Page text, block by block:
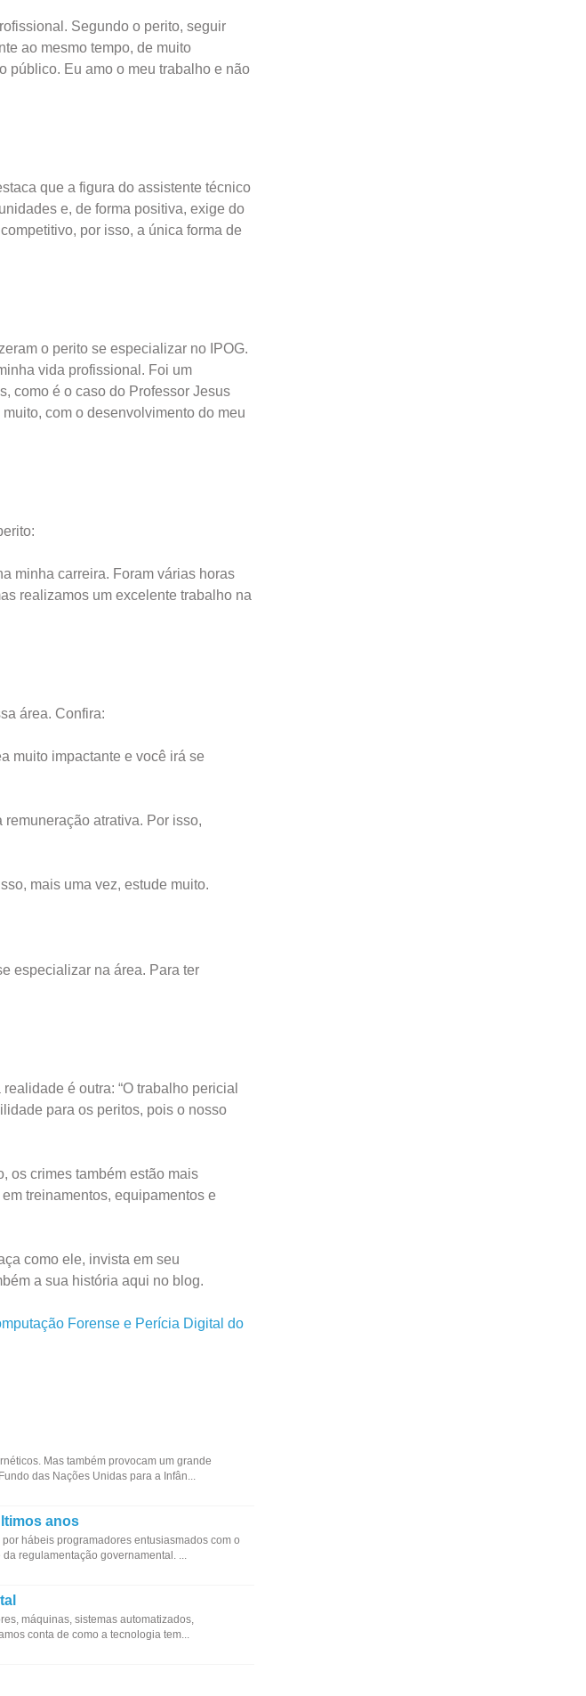
Segundo o perito, seguir
ao mesmo tempo, de muito
público. Eu amo o meu trabalho e não
que a figura do assistente técnico
e, de forma positiva, exige do
por isso, a única forma de
o perito se especializar no IPOG.
vida profissional. Foi um
como é o caso do Professor Jesus
com o desenvolvimento do meu
minha carreira. Foram várias horas
realizamos um excelente trabalho na
área. Confira:
muito impactante e você irá se
atrativa. Por isso,
mais uma vez, estude muito.
especializar na área. Para ter
é outra: “O trabalho pericial
para os peritos, pois o nosso
os crimes também estão mais
treinamentos, equipamentos e
como ele, invista em seu
a sua história aqui no blog.
Forense e Perícia Digital do
Mas também provocam um grande
das Nações Unidas para a Infân...
anos
hábeis programadores entusiasmados com o
regulamentação governamental. ...
máquinas, sistemas automatizados,
conta de como a tecnologia tem...